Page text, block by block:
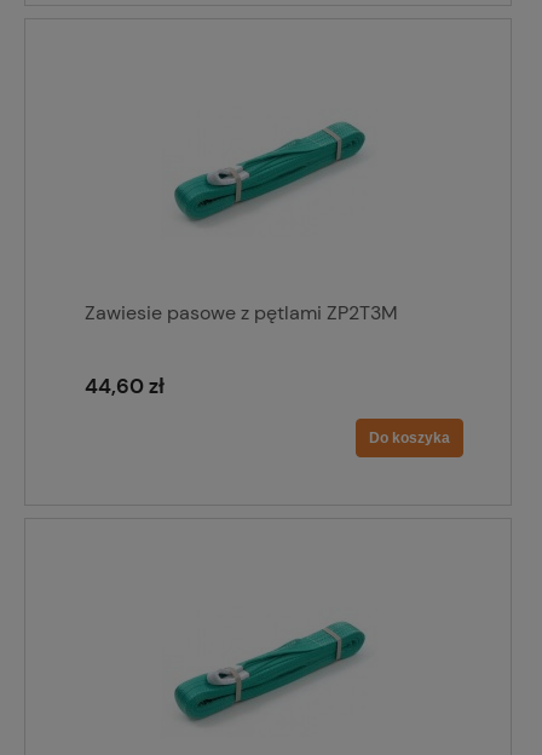
Zawiesie pasowe z pętlami ZP2T3M
44,60 zł
Do koszyka